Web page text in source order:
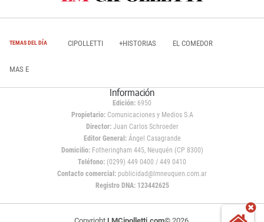
TEMAS DEL DÍA CIPOLLETTI +HISTORIAS EL COMEDOR
MAS E
Información
Edición: 6950
Propietario:Comunicaciones y Medios S.A
Director: Juan Carlos Schroeder
Editor General:Ángel Casagrande
Domicilio:Fotheringham 445, Neuquén (CP 8300)
Teléfono: (0299) 449 0400 / 449 0410
Contacto comercial: publicidad@lmneuquen.com.ar
Registro DNA: 123442625